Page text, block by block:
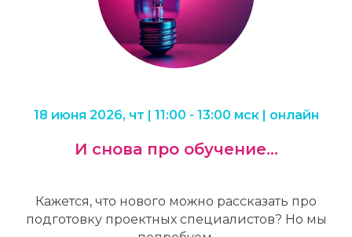
18 июня 2026, чт | 11:00 - 13:00 мск | онлайн
И снова про обучение...
Кажется, что нового можно рассказать про
подготовку проектных специалистов? Но мы